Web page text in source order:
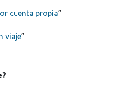
cuenta propia”
viaje”